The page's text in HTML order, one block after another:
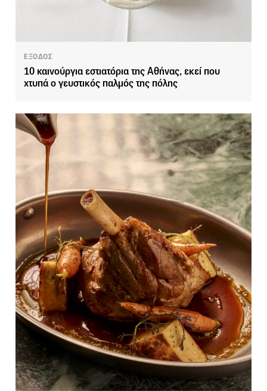
ΕΞΟΔΟΣ
10 καινούργια εστιατόρια της Αθήνας, εκεί που
χτυπά ο γευστικός παλμός της πόλης